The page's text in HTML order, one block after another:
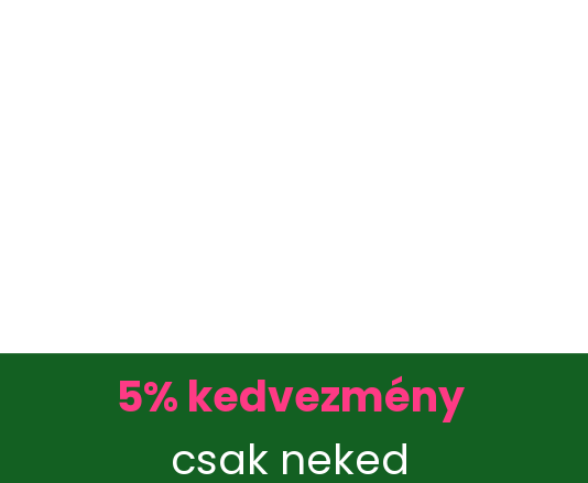
5% kedvezmény
csak neked